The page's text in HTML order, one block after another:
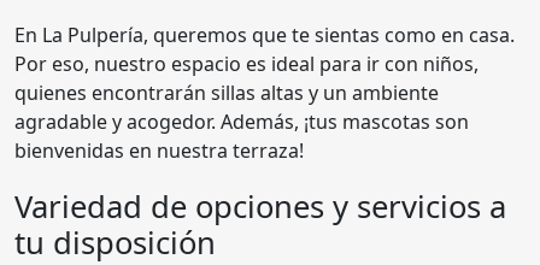
En La Pulpería, queremos que te sientas como en casa.
Por eso, nuestro espacio es ideal para ir con niños,
quienes encontrarán sillas altas y un ambiente
agradable y acogedor. Además, ¡tus mascotas son
bienvenidas en nuestra terraza!
Variedad de opciones y servicios a
tu disposición